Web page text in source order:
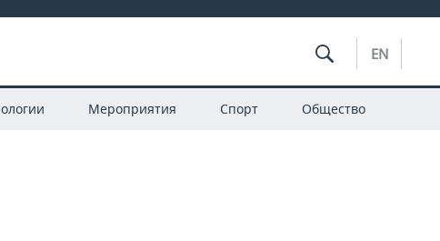
EN
Мероприятия Спорт Общество